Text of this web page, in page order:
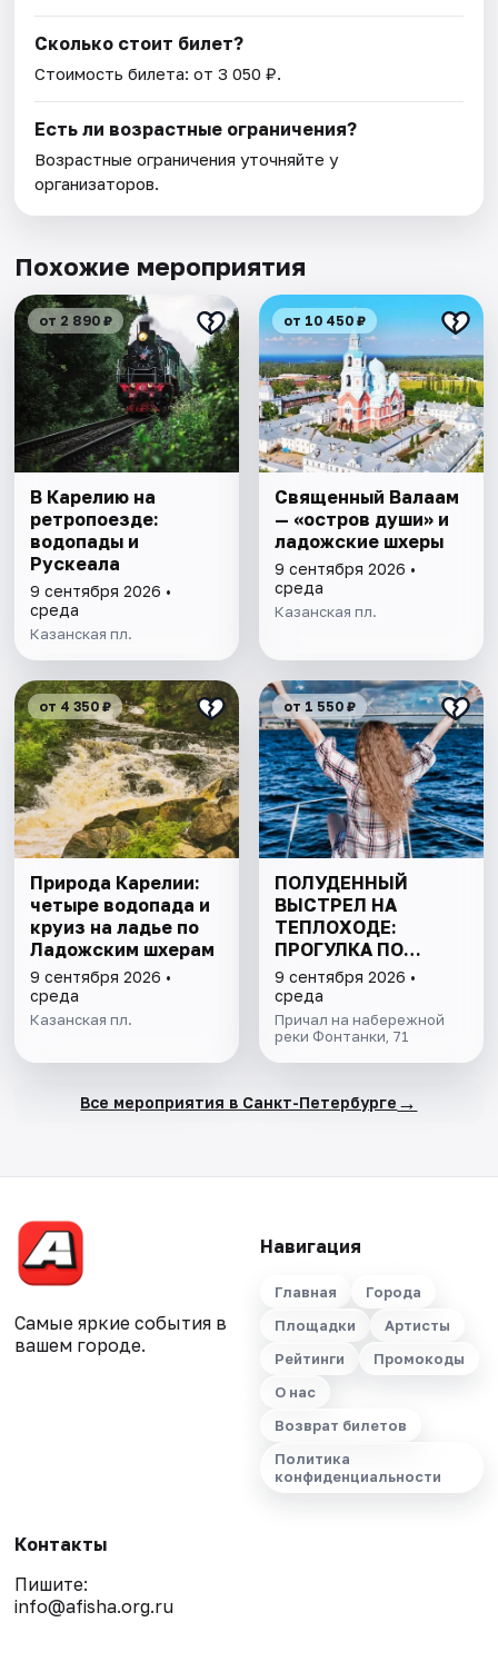
Сколько стоит билет?
Стоимость билета: от 3 050 ₽.
Есть ли возрастные ограничения?
Возрастные ограничения уточняйте у
организаторов.
Похожие мероприятия
от 2 890 ₽
В Карелию на
ретропоезде:
водопады и
Рускеала
9 сентября 2026 •
среда
Казанская пл.
от 10 450 ₽
Священный Валаам
— «остров души» и
ладожские шхеры
9 сентября 2026 •
среда
Казанская пл.
от 4 350 ₽
Природа Карелии:
четыре водопада и
круиз на ладье по
Ладожским шхерам
9 сентября 2026 •
среда
Казанская пл.
от 1 550 ₽
ПОЛУДЕННЫЙ
ВЫСТРЕЛ НА
ТЕПЛОХОДЕ:
ПРОГУЛКА ПО
КАНАЛАМ
ПЕТЕРБУРГА С
ДЕТЬМИ
9 сентября 2026 •
среда
Причал на набережной
реки Фонтанки, 71
Все мероприятия в Санкт-Петербурге →
Самые яркие события в
вашем городе.
Навигация
Главная
Города
Площадки
Артисты
Рейтинги
Промокоды
О нас
Возврат билетов
Политика
конфиденциальности
Контакты
Пишите:
info@afisha.org.ru